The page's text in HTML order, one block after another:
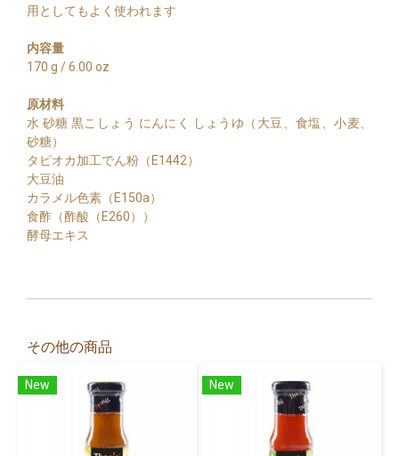
用としてもよく使われます
内容量
170 g / 6.00 oz
原材料
水 砂糖 黒こしょう にんにく しょうゆ（大豆、食塩、小麦、
砂糖）
タピオカ加工でん粉（E1442）
大豆油
カラメル色素（E150a）
食酢（酢酸（E260））
酵母エキス
その他の商品
New New